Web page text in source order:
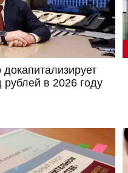
в 2026 году